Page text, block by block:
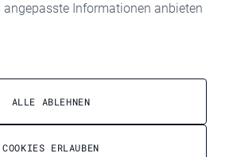
Datenschutzbestimmungen
Informationen anbieten
ALLE ABLEHNEN
COOKIES ERLAUBEN